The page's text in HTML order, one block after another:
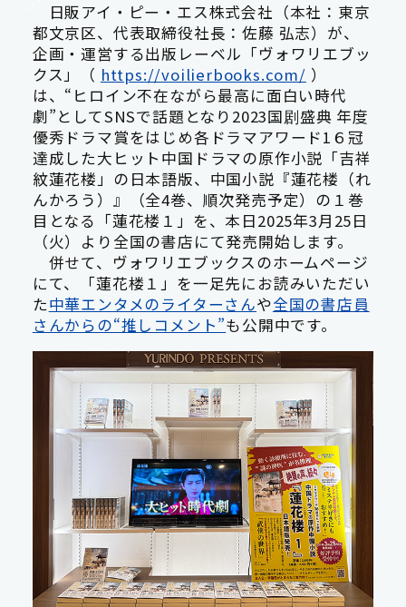
事業紹介 トップ
日販アイ・ピー・エス株式会社（本社：東京
都文京区、代表取締役社長：佐藤 弘志）が、
企画・運営する出版レーベル「ヴォワリエブッ
クス」（ https://voilierbooks.com/ ）
は、“ヒロイン不在ながら最高に面白い時代
劇”としてSNSで話題となり2023国剧盛典 年度
優秀ドラマ賞をはじめ各ドラマアワード1６冠
達成した大ヒット中国ドラマの原作小説「吉祥
紋蓮花楼」の日本語版、中国小説『蓮花楼（れ
んかろう）』（全4巻、順次発売予定）の１巻
目となる「蓮花楼１」を、本日2025年3月25日
（火）より全国の書店にて発売開始します。
併せて、ヴォワリエブックスのホームページ
にて、「蓮花楼１」を一足先にお読みいただい
た中華エンタメのライターさんや全国の書店員
さんからの“推しコメント”も公開中です。